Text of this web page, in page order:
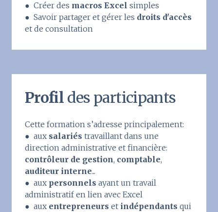
● Créer des macros Excel simples
● Savoir partager et gérer les droits d'accès
et de consultation
Profil des participants
Cette formation s’adresse principalement:
● aux salariés travaillant dans une
direction administrative et financière:
contrôleur de gestion, comptable,
auditeur interne...
● aux personnels ayant un travail
administratif en lien avec Excel
● aux entrepreneurs et indépendants qui